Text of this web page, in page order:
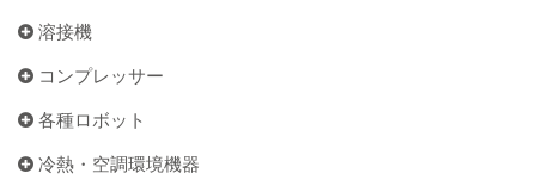
溶接機
コンプレッサー
各種ロボット
冷熱・空調環境機器